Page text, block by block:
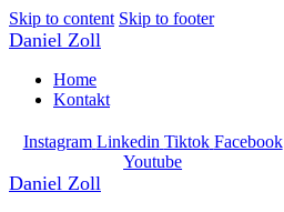
Skip to content Skip to footer
Daniel Zoll
Home
Kontakt
Instagram Linkedin Tiktok Facebook
Youtube
Daniel Zoll